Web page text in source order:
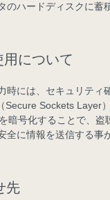
のハードディスクに蓄
用について
時には、セキュリティ
Secure Sockets Layer
暗号化することで、盗
全に情報を送信する事
先